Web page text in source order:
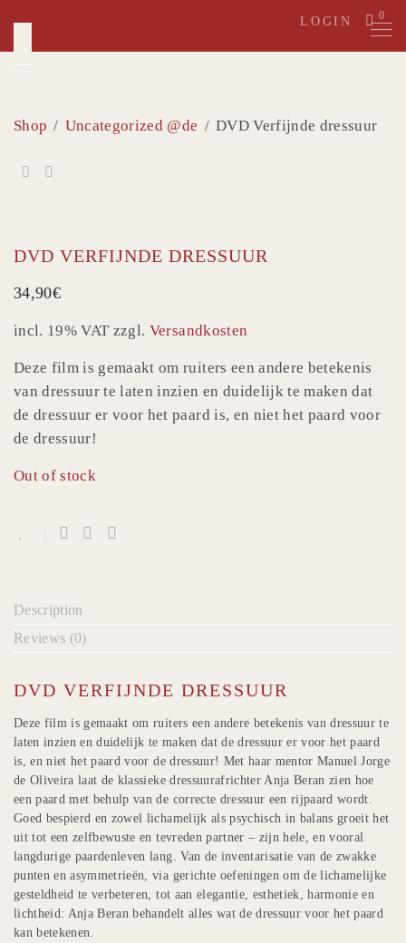
content
LOGIN 0
Shop / Uncategorized @de / DVD Verfijnde dressuur
DVD VERFIJNDE DRESSUUR
34,90€
incl. 19% VAT zzgl. Versandkosten
Deze film is gemaakt om ruiters een andere betekenis
van dressuur te laten inzien en duidelijk te maken dat
de dressuur er voor het paard is, en niet het paard voor
de dressuur!
Out of stock
Description
Reviews (0)
DVD VERFIJNDE DRESSUUR
Deze film is gemaakt om ruiters een andere betekenis van dressuur te
laten inzien en duidelijk te maken dat de dressuur er voor het paard
is, en niet het paard voor de dressuur! Met haar mentor Manuel Jorge
de Oliveira laat de klassieke dressuurafrichter Anja Beran zien hoe
een paard met behulp van de correcte dressuur een rijpaard wordt.
Goed bespierd en zowel lichamelijk als psychisch in balans groeit het
uit tot een zelfbewuste en tevreden partner – zijn hele, en vooral
langdurige paardenleven lang. Van de inventarisatie van de zwakke
punten en asymmetrieën, via gerichte oefeningen om de lichamelijke
gesteldheid te verbeteren, tot aan elegantie, esthetiek, harmonie en
lichtheid: Anja Beran behandelt alles wat de dressuur voor het paard
kan betekenen.